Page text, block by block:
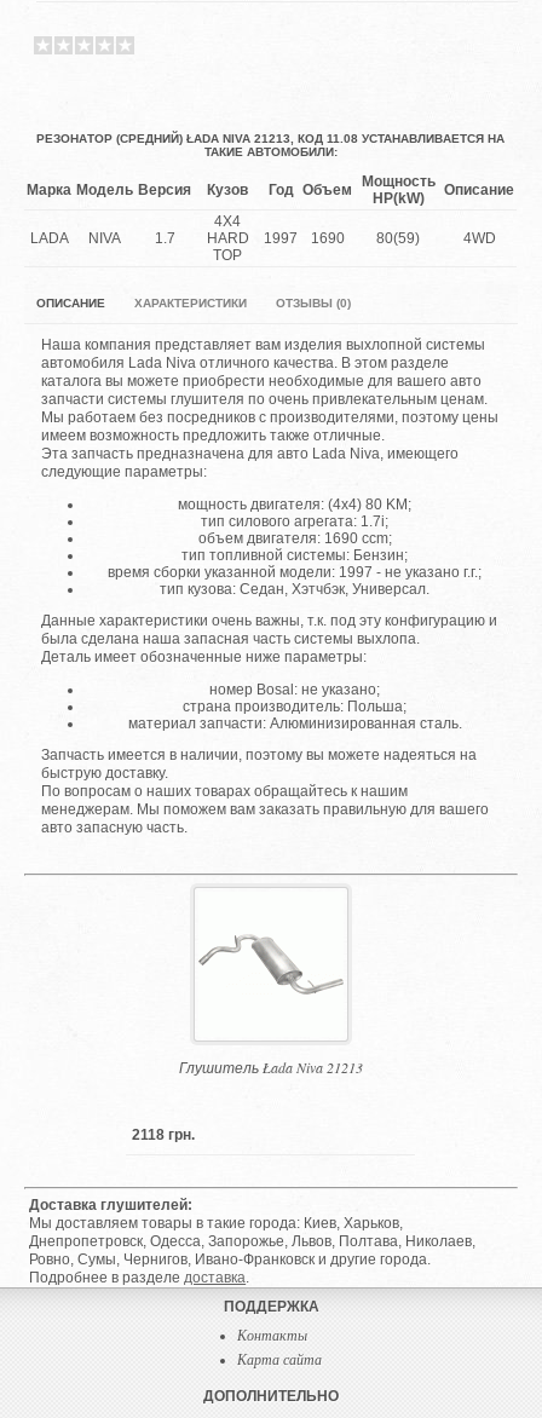
РЕЗОНАТОР (СРЕДНИЙ) ŁADA NIVA 21213, КОД 11.08 УСТАНАВЛИВАЕТСЯ НА
ТАКИЕ АВТОМОБИЛИ:
Марка Модель Версия Кузов Год Объем
Мощность
HP(kW)
Описание
LADA NIVA 1.7
4X4
HARD
TOP
1997 1690 80(59) 4WD
ОПИСАНИЕ ХАРАКТЕРИСТИКИ ОТЗЫВЫ (0)
Наша компания представляет вам изделия выхлопной системы
автомобиля Lada Niva отличного качества. В этом разделе
каталога вы можете приобрести необходимые для вашего авто
запчасти системы глушителя по очень привлекательным ценам.
Мы работаем без посредников с производителями, поэтому цены
имеем возможность предложить также отличные.
Эта запчасть предназначена для авто Lada Niva, имеющего
следующие параметры:
мощность двигателя: (4x4) 80 KM;
тип силового агрегата: 1.7i;
объем двигателя: 1690 ccm;
тип топливной системы: Бензин;
время сборки указанной модели: 1997 - не указано г.г.;
тип кузова: Седан, Хэтчбэк, Универсал.
Данные характеристики очень важны, т.к. под эту конфигурацию и
была сделана наша запасная часть системы выхлопа.
Деталь имеет обозначенные ниже параметры:
номер Bosal: не указано;
страна производитель: Польша;
материал запчасти: Алюминизированная сталь.
Запчасть имеется в наличии, поэтому вы можете надеяться на
быструю доставку.
По вопросам о наших товарах обращайтесь к нашим
менеджерам. Мы поможем вам заказать правильную для вашего
авто запасную часть.
Глушитель Łada Niva 21213
2118 грн.
Доставка глушителей:
Мы доставляем товары в такие города: Киев, Харьков,
Днепропетровск, Одесса, Запорожье, Львов, Полтава, Николаев,
Ровно, Сумы, Чернигов, Ивано-Франковск и другие города.
Подробнее в разделедоставка.
ПОДДЕРЖКА
Контакты
Карта сайта
ДОПОЛНИТЕЛЬНО